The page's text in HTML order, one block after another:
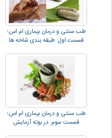
طب سنتی و درمان بیماری ام اس؛
قسمت اول: طبقه بندی شاخه ها
طب سنتی و درمان بیماری ام اس؛
قسمت سوم: در بوته آزمایش